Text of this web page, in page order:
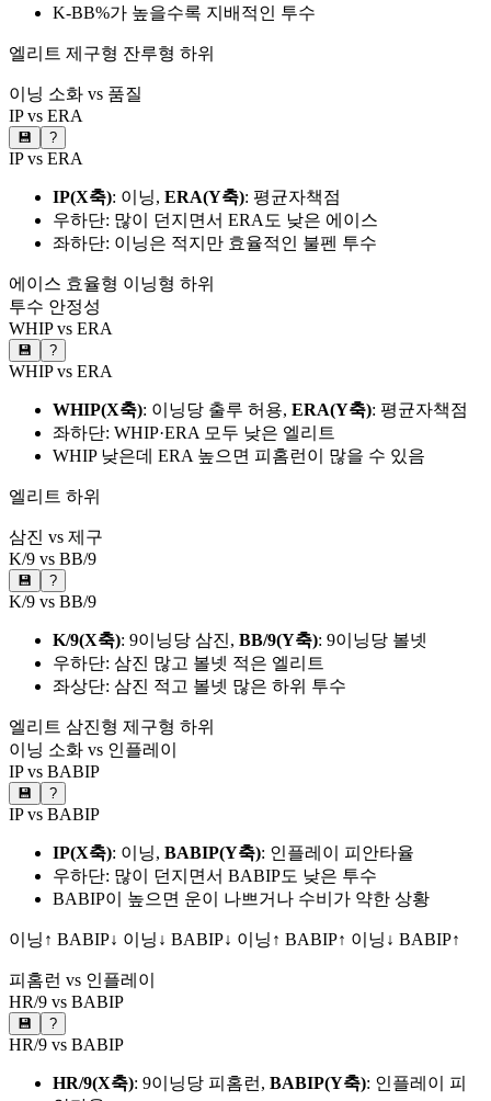
K-BB%가 높을수록 지배적인 투수
엘리트 제구형 잔루형 하위
이닝 소화 vs 품질
IP vs ERA
💾 ?
IP vs ERA
IP(X축): 이닝, ERA(Y축): 평균자책점
우하단: 많이 던지면서 ERA도 낮은 에이스
좌하단: 이닝은 적지만 효율적인 불펜 투수
에이스 효율형 이닝형 하위
투수 안정성
WHIP vs ERA
💾 ?
WHIP vs ERA
WHIP(X축): 이닝당 출루 허용, ERA(Y축): 평균자책점
좌하단: WHIP·ERA 모두 낮은 엘리트
WHIP 낮은데 ERA 높으면 피홈런이 많을 수 있음
엘리트 하위
삼진 vs 제구
K/9 vs BB/9
💾 ?
K/9 vs BB/9
K/9(X축): 9이닝당 삼진, BB/9(Y축): 9이닝당 볼넷
우하단: 삼진 많고 볼넷 적은 엘리트
좌상단: 삼진 적고 볼넷 많은 하위 투수
엘리트 삼진형 제구형 하위
이닝 소화 vs 인플레이
IP vs BABIP
💾 ?
IP vs BABIP
IP(X축): 이닝, BABIP(Y축): 인플레이 피안타율
우하단: 많이 던지면서 BABIP도 낮은 투수
BABIP이 높으면 운이 나쁘거나 수비가 약한 상황
이닝↑ BABIP↓ 이닝↓ BABIP↓ 이닝↑ BABIP↑ 이닝↓ BABIP↑
피홈런 vs 인플레이
HR/9 vs BABIP
💾 ?
HR/9 vs BABIP
HR/9(X축): 9이닝당 피홈런, BABIP(Y축): 인플레이 피